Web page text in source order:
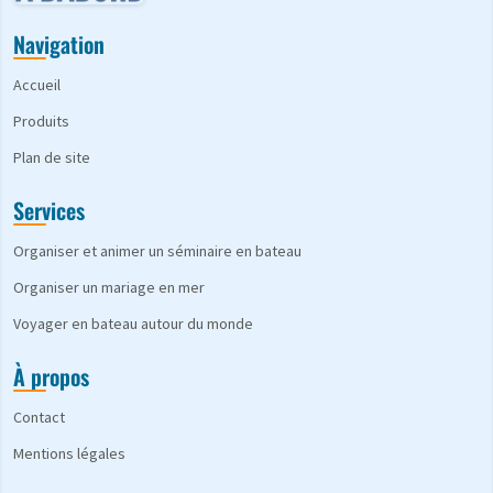
Navigation
Accueil
Produits
Plan de site
Services
Organiser et animer un séminaire en bateau
Organiser un mariage en mer
Voyager en bateau autour du monde
À propos
Contact
Mentions légales